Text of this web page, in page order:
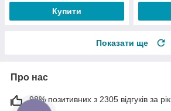
Купити
Показати ще
Про нас
98% позитивних з 2305 відгуків за рік